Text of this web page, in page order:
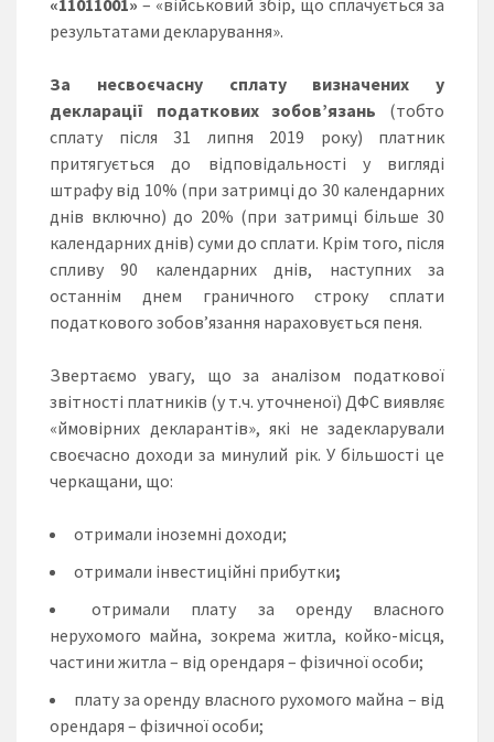
результатами декларування».
За несвоєчасну сплату визначених у
декларації податкових зобов’язань (тобто
сплату після 31 липня 2019 року) платник
притягується до відповідальності у вигляді
штрафу від 10% (при затримці до 30 календарних
днів включно) до 20% (при затримці більше 30
календарних днів) суми до сплати. Крім того, після
спливу 90 календарних днів, наступних за
останнім днем граничного строку сплати
податкового зобов’язання нараховується пеня.
Звертаємо увагу, що за аналізом податкової
звітності платників (у т.ч. уточненої) ДФС виявляє
«ймовірних декларантів», які не задекларували
своєчасно доходи за минулий рік. У більшості це
черкащани, що:
отримали іноземні доходи;
отримали інвестиційні прибутки;
отримали плату за оренду власного
нерухомого майна, зокрема житла, койко-місця,
частини житла – від орендаря – фізичної особи;
плату за оренду власного рухомого майна – від
орендаря – фізичної особи;